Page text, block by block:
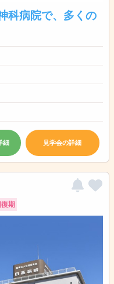
科病院で、多くの
細 見学会の詳細
期